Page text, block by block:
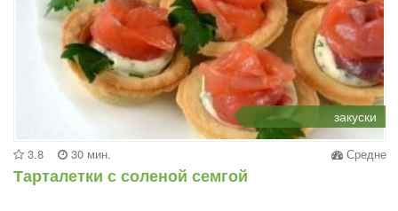
закуски
3.8 30 мин. Средне
Тарталетки с соленой семгой